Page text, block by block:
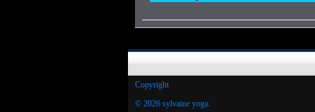
Copyright
© 2026 sylvaine yoga.